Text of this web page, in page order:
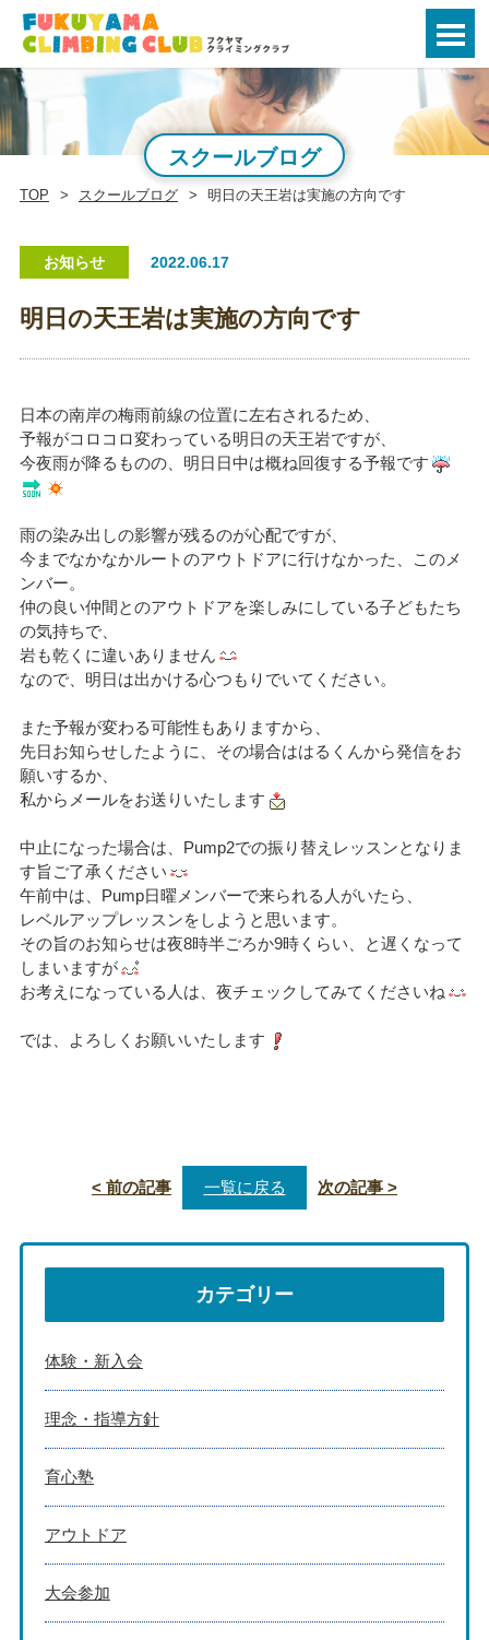
スクールブログ
TOP スクールブログ 明日の天王岩は実施の方向です
お知らせ 2022.06.17
明日の天王岩は実施の方向です
日本の南岸の梅雨前線の位置に左右されるため、
予報がコロコロ変わっている明日の天王岩ですが、
今夜雨が降るものの、明日日中は概ね回復する予報です
雨の染み出しの影響が残るのが心配ですが、
今までなかなかルートのアウトドアに行けなかった、このメ
ンバー。
仲の良い仲間とのアウトドアを楽しみにしている子どもたち
の気持ちで、
岩も乾くに違いありません
なので、明日は出かける心つもりでいてください。
また予報が変わる可能性もありますから、
先日お知らせしたように、その場合ははるくんから発信をお
願いするか、
私からメールをお送りいたします
中止になった場合は、Pump2での振り替えレッスンとなりま
す旨ご了承ください
午前中は、Pump日曜メンバーで来られる人がいたら、
レベルアップレッスンをしようと思います。
その旨のお知らせは夜8時半ごろか9時くらい、と遅くなって
しまいますが
お考えになっている人は、夜チェックしてみてくださいね
では、よろしくお願いいたします
< 前の記事 一覧に戻る 次の記事 >
カテゴリー
体験・新入会
理念・指導方針
育心塾
アウトドア
大会参加